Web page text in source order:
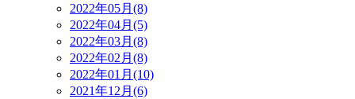
2022年05月(8)
2022年04月(5)
2022年03月(8)
2022年02月(8)
2022年01月(10)
2021年12月(6)